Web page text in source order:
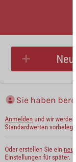
Sie haben
Anmelden und wir
Standardwerten
Oder erstellen Sie ein
Einstellungen für später.